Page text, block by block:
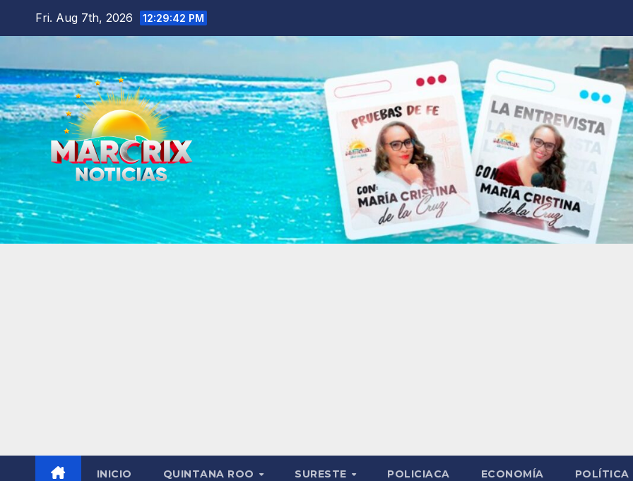
Fri. Aug 7th, 2026 12:29:44 PM
INICIO QUINTANA ROO SURESTE POLICIACA ECONOMÍA POLÍTICA